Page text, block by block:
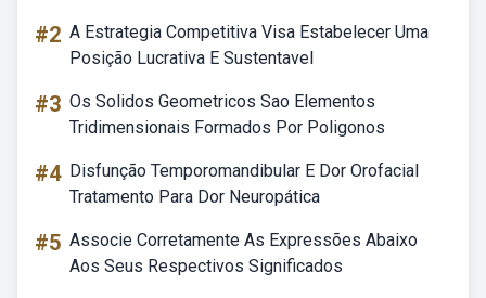
#2 A Estrategia Competitiva Visa Estabelecer Uma
Posição Lucrativa E Sustentavel
#3 Os Solidos Geometricos Sao Elementos
Tridimensionais Formados Por Poligonos
#4 Disfunção Temporomandibular E Dor Orofacial
Tratamento Para Dor Neuropática
#5 Associe Corretamente As Expressões Abaixo
Aos Seus Respectivos Significados